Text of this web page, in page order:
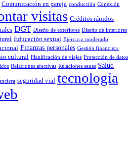
Comunicación en pareja conducción Conexión
visitas Créditos rápidos
DGT Diseño de exteriores Diseño de interiores
Educación sexual Ejercicio moderado
Finanzas personales Gestión financiera
cultural Planificación de viajes Protección de datos
Relaciones afectivas Relaciones sanas Salud
seguridad vial tecnología